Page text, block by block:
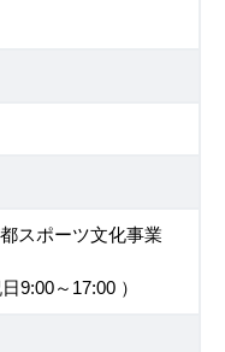
スポーツ文化事業
9:00～17:00 ）